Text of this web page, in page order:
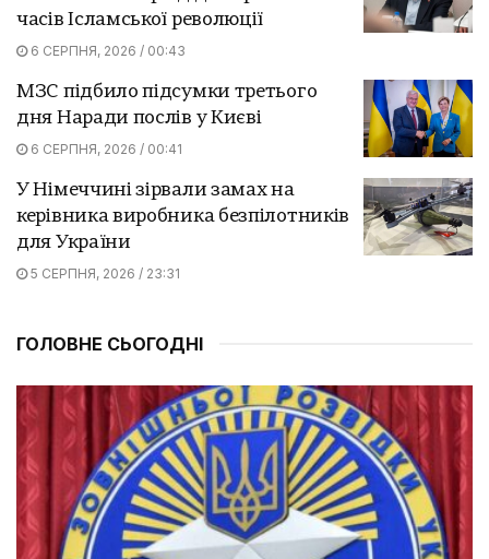
часів Ісламської революції
6 СЕРПНЯ, 2026 / 00:43
МЗС підбило підсумки третього
дня Наради послів у Києві
6 СЕРПНЯ, 2026 / 00:41
У Німеччині зірвали замах на
керівника виробника безпілотників
для України
5 СЕРПНЯ, 2026 / 23:31
ГОЛОВНЕ СЬОГОДНІ